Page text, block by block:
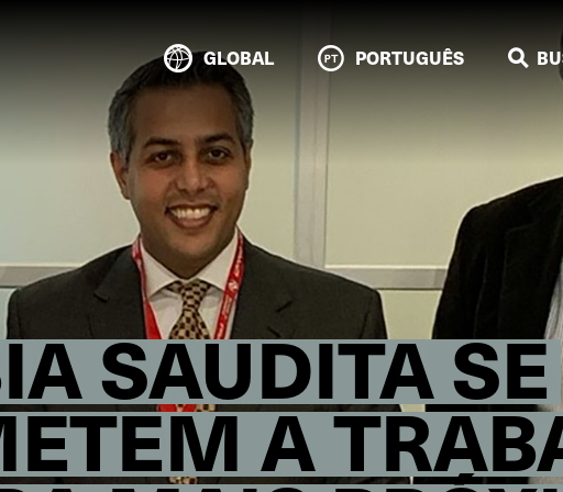
SAUDITA SE
A
GLOBAL PORTUGUÊS